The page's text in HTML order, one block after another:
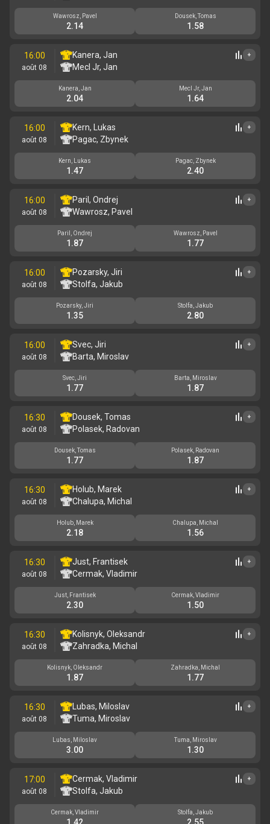
Wawrosz, Pavel
2.14
Dousek, Tomas
1.58
16:00
août 08
Kanera, Jan
Mecl Jr, Jan
+
Kanera, Jan
2.04
Mecl Jr, Jan
1.64
16:00
août 08
Kern, Lukas
Pagac, Zbynek
+
Kern, Lukas
1.47
Pagac, Zbynek
2.40
16:00
août 08
Paril, Ondrej
Wawrosz, Pavel
+
Paril, Ondrej
1.87
Wawrosz, Pavel
1.77
16:00
août 08
Pozarsky, Jiri
Stolfa, Jakub
+
Pozarsky, Jiri
1.35
Stolfa, Jakub
2.80
16:00
août 08
Svec, Jiri
Barta, Miroslav
+
Svec, Jiri
1.77
Barta, Miroslav
1.87
16:30
août 08
Dousek, Tomas
Polasek, Radovan
+
Dousek, Tomas
1.77
Polasek, Radovan
1.87
16:30
août 08
Holub, Marek
Chalupa, Michal
+
Holub, Marek
2.18
Chalupa, Michal
1.56
16:30
août 08
Just, Frantisek
Cermak, Vladimir
+
Just, Frantisek
2.30
Cermak, Vladimir
1.50
16:30
août 08
Kolisnyk, Oleksandr
Zahradka, Michal
+
Kolisnyk, Oleksandr
1.87
Zahradka, Michal
1.77
16:30
août 08
Lubas, Miloslav
Tuma, Miroslav
+
Lubas, Miloslav
3.00
Tuma, Miroslav
1.30
17:00
août 08
Cermak, Vladimir
Stolfa, Jakub
+
Cermak, Vladimir
1.42
Stolfa, Jakub
2.55